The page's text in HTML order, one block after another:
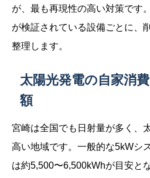
が、最も再現性の高い対策です
が検証されている設備ごとに、
整理します。
太陽光発電の自家消
額
宮崎は全国でも日射量が多く、
高い地域です。一般的な5kWシ
は約5,500〜6,500kWhが目安と